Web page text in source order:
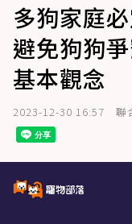
多狗家庭
避免狗狗
基本觀念
2023-12-30 16:57 聯